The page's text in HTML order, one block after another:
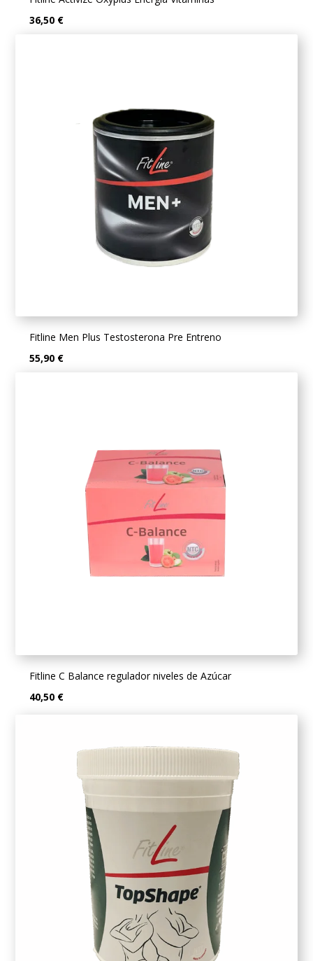
36,50 €
Fitline Men Plus Testosterona Pre Entreno
55,90 €
Fitline C Balance regulador niveles de Azúcar
40,50 €